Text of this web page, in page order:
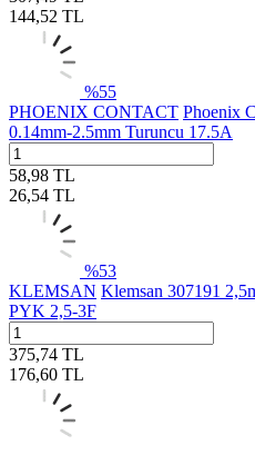
144,52 TL
%55
PHOENIX CONTACT Phoenix
0.14mm-2.5mm Turuncu 17.5A
58,98 TL
26,54 TL
%53
KLEMSAN Klemsan 307191
PYK 2,5-3F
375,74 TL
176,60 TL